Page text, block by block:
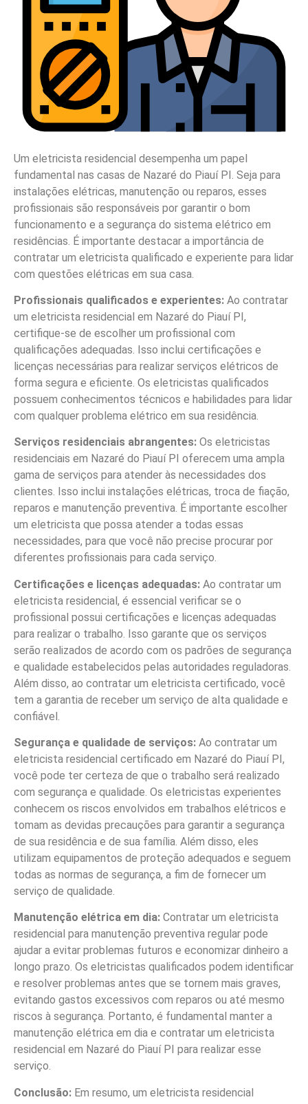
Um eletricista residencial desempenha um papel
fundamental nas casas de Nazaré do Piauí PI. Seja para
instalações elétricas, manutenção ou reparos, esses
profissionais são responsáveis por garantir o bom
funcionamento e a segurança do sistema elétrico em
residências. É importante destacar a importância de
contratar um eletricista qualificado e experiente para lidar
com questões elétricas em sua casa.
Profissionais qualificados e experientes: Ao contratar
um eletricista residencial em Nazaré do Piauí PI,
certifique-se de escolher um profissional com
qualificações adequadas. Isso inclui certificações e
licenças necessárias para realizar serviços elétricos de
forma segura e eficiente. Os eletricistas qualificados
possuem conhecimentos técnicos e habilidades para lidar
com qualquer problema elétrico em sua residência.
Serviços residenciais abrangentes: Os eletricistas
residenciais em Nazaré do Piauí PI oferecem uma ampla
gama de serviços para atender às necessidades dos
clientes. Isso inclui instalações elétricas, troca de fiação,
reparos e manutenção preventiva. É importante escolher
um eletricista que possa atender a todas essas
necessidades, para que você não precise procurar por
diferentes profissionais para cada serviço.
Certificações e licenças adequadas: Ao contratar um
eletricista residencial, é essencial verificar se o
profissional possui certificações e licenças adequadas
para realizar o trabalho. Isso garante que os serviços
serão realizados de acordo com os padrões de segurança
e qualidade estabelecidos pelas autoridades reguladoras.
Além disso, ao contratar um eletricista certificado, você
tem a garantia de receber um serviço de alta qualidade e
confiável.
Segurança e qualidade de serviços: Ao contratar um
eletricista residencial certificado em Nazaré do Piauí PI,
você pode ter certeza de que o trabalho será realizado
com segurança e qualidade. Os eletricistas experientes
conhecem os riscos envolvidos em trabalhos elétricos e
tomam as devidas precauções para garantir a segurança
de sua residência e de sua família. Além disso, eles
utilizam equipamentos de proteção adequados e seguem
todas as normas de segurança, a fim de fornecer um
serviço de qualidade.
Manutenção elétrica em dia: Contratar um eletricista
residencial para manutenção preventiva regular pode
ajudar a evitar problemas futuros e economizar dinheiro a
longo prazo. Os eletricistas qualificados podem identificar
e resolver problemas antes que se tornem mais graves,
evitando gastos excessivos com reparos ou até mesmo
riscos à segurança. Portanto, é fundamental manter a
manutenção elétrica em dia e contratar um eletricista
residencial em Nazaré do Piauí PI para realizar esse
serviço.
Conclusão: Em resumo, um eletricista residencial